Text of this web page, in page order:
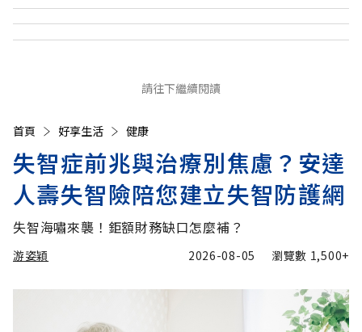
請往下繼續閱讀
首頁 好享生活 健康
失智症前兆與治療別焦慮？安達
人壽失智險陪您建立失智防護網
失智海嘯來襲！鉅額財務缺口怎麼補？
游姿穎 2026-08-05 瀏覽數 1,500+